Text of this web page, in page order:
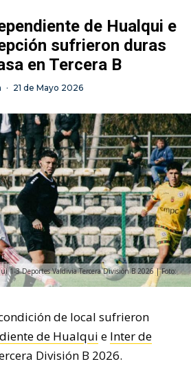
de Hualqui e
sufrieron duras
en Tercera B
· 21 de Mayo 2026
1-3 Deportes Valdivia Tercera División B 2026 | Foto:
de local sufrieron
de Hualqui e Inter de
División B 2026.